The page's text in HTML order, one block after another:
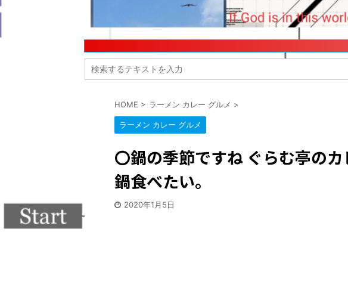
HOME > ラーメン カレー グルメ >
ラーメン カレー グルメ
〇鍋の季節ですね ぐらむ亭の
鍋食べたい。
2020年1月5日